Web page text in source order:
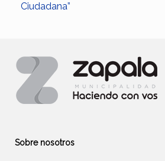
Ciudadana”
Sobre nosotros